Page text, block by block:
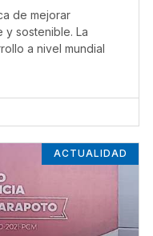
de mejorar
sostenible. La
a nivel mundial
ACTUALIDAD